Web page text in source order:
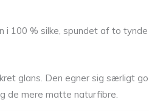
i 100 % silke, spundet af to
glans. Den egner sig særligt
de mere matte naturfibre.